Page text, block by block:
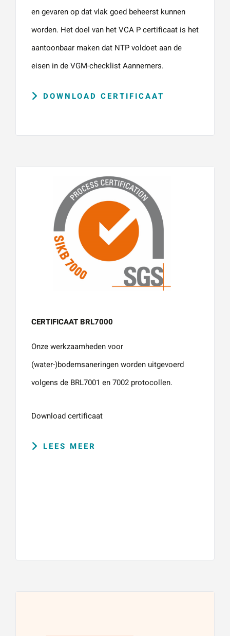
en gevaren op dat vlak goed beheerst kunnen
worden. Het doel van het VCA P certificaat is het
aantoonbaar maken dat NTP voldoet aan de
eisen in de VGM-checklist Aannemers.
DOWNLOAD CERTIFICAAT
CERTIFICAAT BRL7000
Onze werkzaamheden voor
(water-)bodemsaneringen worden uitgevoerd
volgens de BRL7001 en 7002 protocollen.
Download certificaat
LEES MEER